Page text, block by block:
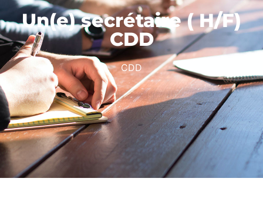
Un(e) secrétaire ( H/F)
CDD
CDD